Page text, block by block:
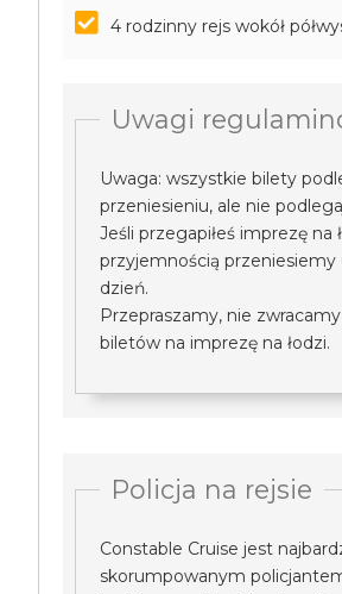
4 rodzinny rejs wokół
Uwagi
Uwaga: wszystkie bilety
przeniesieniu, ale nie
Jeśli przegapiłeś imprezę na
przyjemnością przeniesiemy
dzień.
Przepraszamy, nie
biletów na imprezę na łodzi.
Policja na rejsie
Constable Cruise jest
skorumpowanym